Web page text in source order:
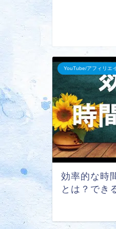
YouTube/アフィリエ
効率的な時
とは？でき